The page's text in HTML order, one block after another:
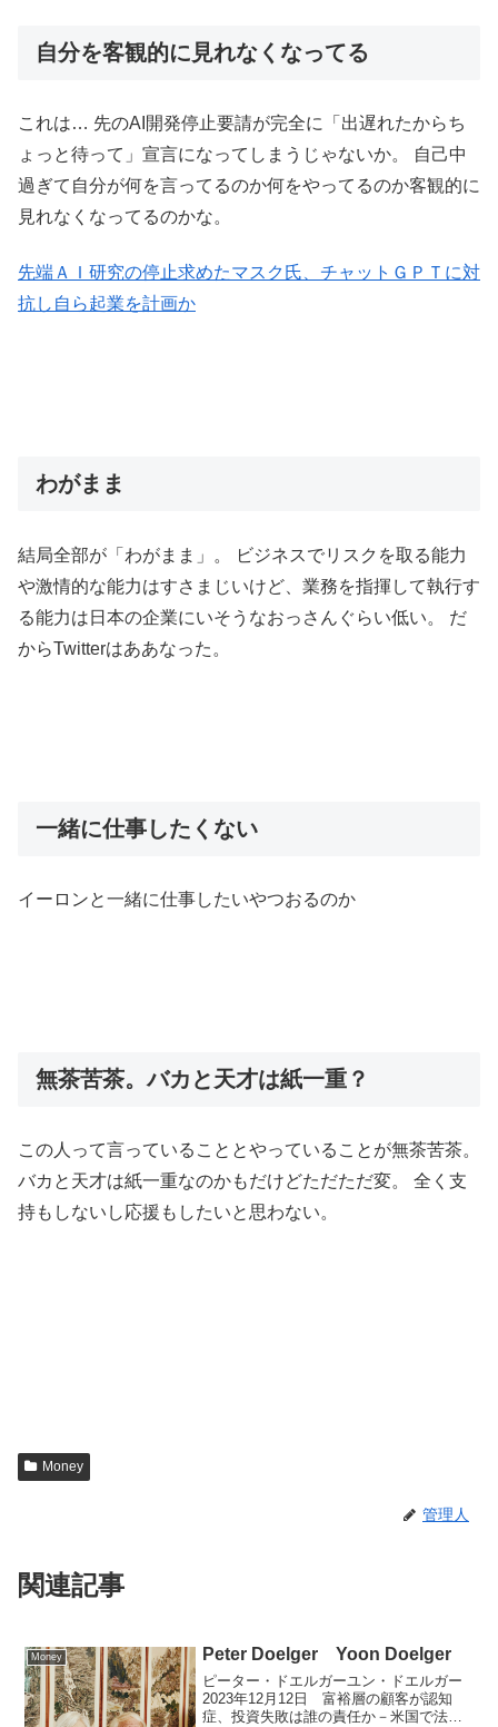
自分を客観的に見れなくなってる
これは… 先のAI開発停止要請が完全に「出遅れたからち
ょっと待って」宣言になってしまうじゃないか。 自己中
過ぎて自分が何を言ってるのか何をやってるのか客観的に
見れなくなってるのかな。
先端ＡＩ研究の停止求めたマスク氏、チャットＧＰＴに対
抗し自ら起業を計画か
わがまま
結局全部が「わがまま」。 ビジネスでリスクを取る能力
や激情的な能力はすさまじいけど、業務を指揮して執行す
る能力は日本の企業にいそうなおっさんぐらい低い。 だ
からTwitterはああなった。
一緒に仕事したくない
イーロンと一緒に仕事したいやつおるのか
無茶苦茶。バカと天才は紙一重？
この人って言っていることとやっていることが無茶苦茶。
バカと天才は紙一重なのかもだけどただただ変。 全く支
持もしないし応援もしたいと思わない。
Money
管理人
関連記事
Money Peter Doelger Yoon Doelger
ピーター・ドエルガーユン・ドエルガー
2023年12月12日 富裕層の顧客が認知
症、投資失敗は誰の責任か－米国で法廷